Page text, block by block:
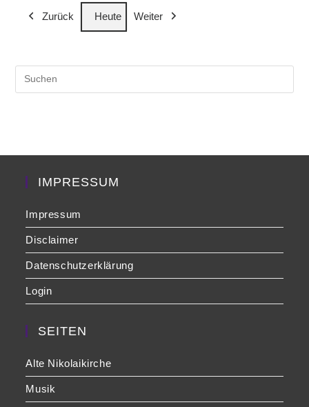
Veranstaltung)
Zurück Heute Weiter
IMPRESSUM
Impressum
Disclaimer
Datenschutzerklärung
Login
SEITEN
Alte Nikolaikirche
Musik